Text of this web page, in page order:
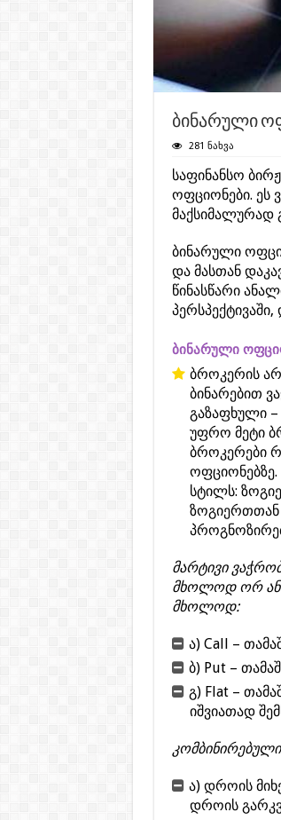
ბინარული
281 ნახვა
საფინანსო
ოფციონები. ეს
მაქსიმალურად
ბინარული
და მასთან
წინასწარი
ბინარული
ბროკერის
ბინარებით
გაზაფხული
უფრო მეტი
ბროკერები
ოფციონებზე.
სტილს:
ზოგიერთთან
მარტივი
მხოლოდ ორ ან
მხოლოდ:
ა) Call –
ბ) Put –
გ) Flat –
იშვიათად
ა) დროის
დროის